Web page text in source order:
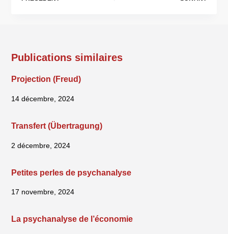
Publications similaires
Projection (Freud)
14 décembre, 2024
Transfert (Übertragung)
2 décembre, 2024
Petites perles de psychanalyse
17 novembre, 2024
La psychanalyse de l’économie